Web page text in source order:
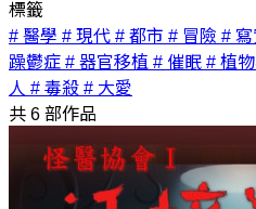
標籤
# 醫學 # 現代 # 都市 # 冒險 # 寫
躁鬱症 # 器官移植 # 催眠 # 植
人 # 毒殺 # 大愛
共 6 部作品